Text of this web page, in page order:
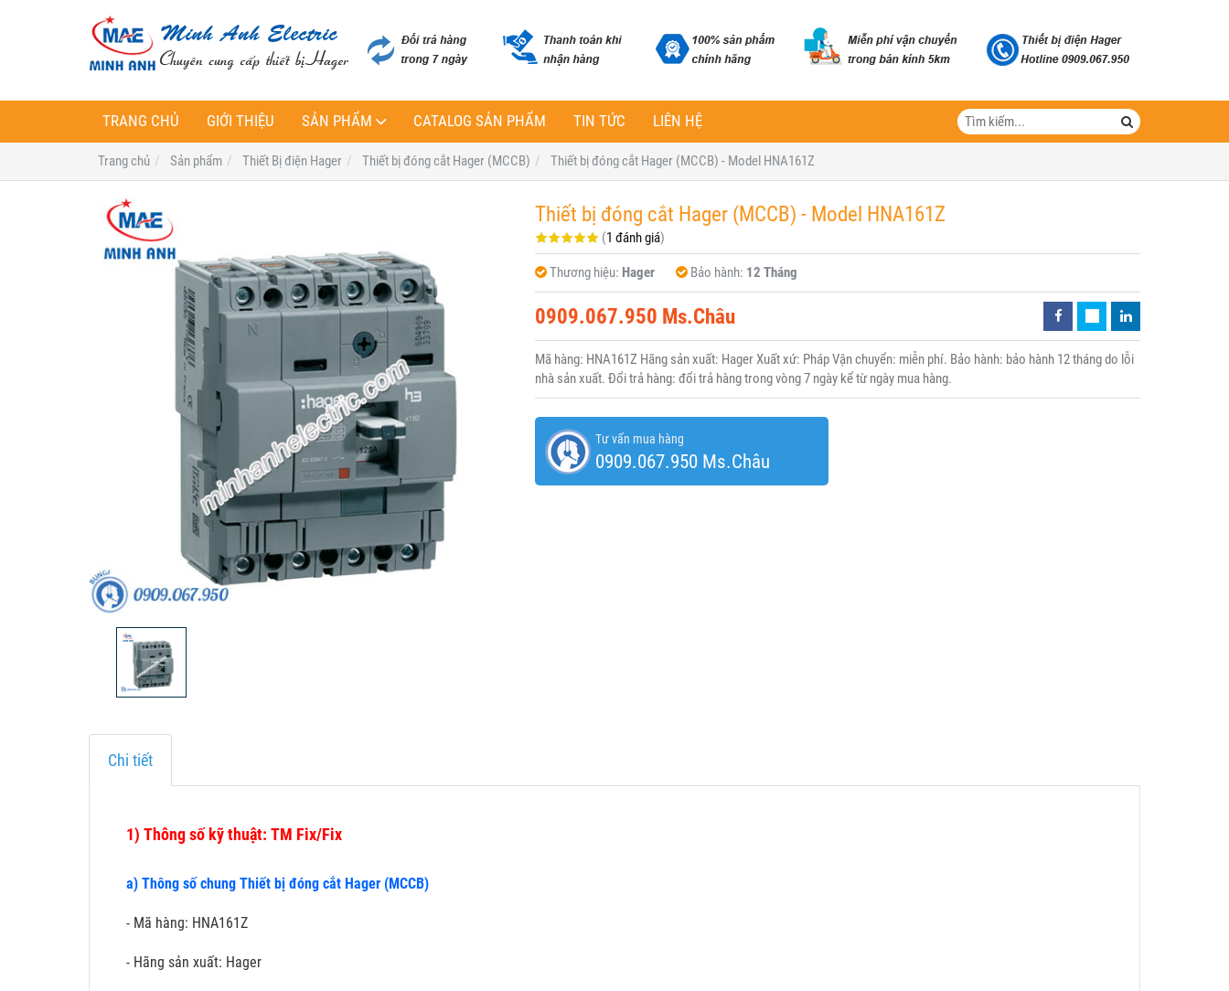
TRANG CHỦ GIỚI THIỆU SẢN PHẨM CATALOG SẢN PHẨM TIN TỨC LIÊN HỆ
Trang chủ Sản phẩm Thiết Bị điện Hager Thiết bị đóng cắt Hager (MCCB) Thiết bị đóng cắt Hager (MCCB) - Model HNA161Z
Thiết bị đóng cắt Hager (MCCB) - Model HNA161Z
(1 đánh giá)
Thương hiệu: Hager Bảo hành: 12 Tháng
0909.067.950 Ms.Châu
Mã hàng: HNA161Z Hãng sản xuất: Hager Xuất xứ: Pháp Vận chuyển: miễn phí. Bảo hành: bảo hành 12 tháng do lỗi
nhà sản xuất. Đổi trả hàng: đổi trả hàng trong vòng 7 ngày kể từ ngày mua hàng.
Tư vấn mua hàng
0909.067.950 Ms.Châu
Chi tiết
1) Thông số kỹ thuật: TM Fix/Fix
a) Thông số chung Thiết bị đóng cắt Hager (MCCB)
- Mã hàng: HNA161Z
- Hãng sản xuất: Hager